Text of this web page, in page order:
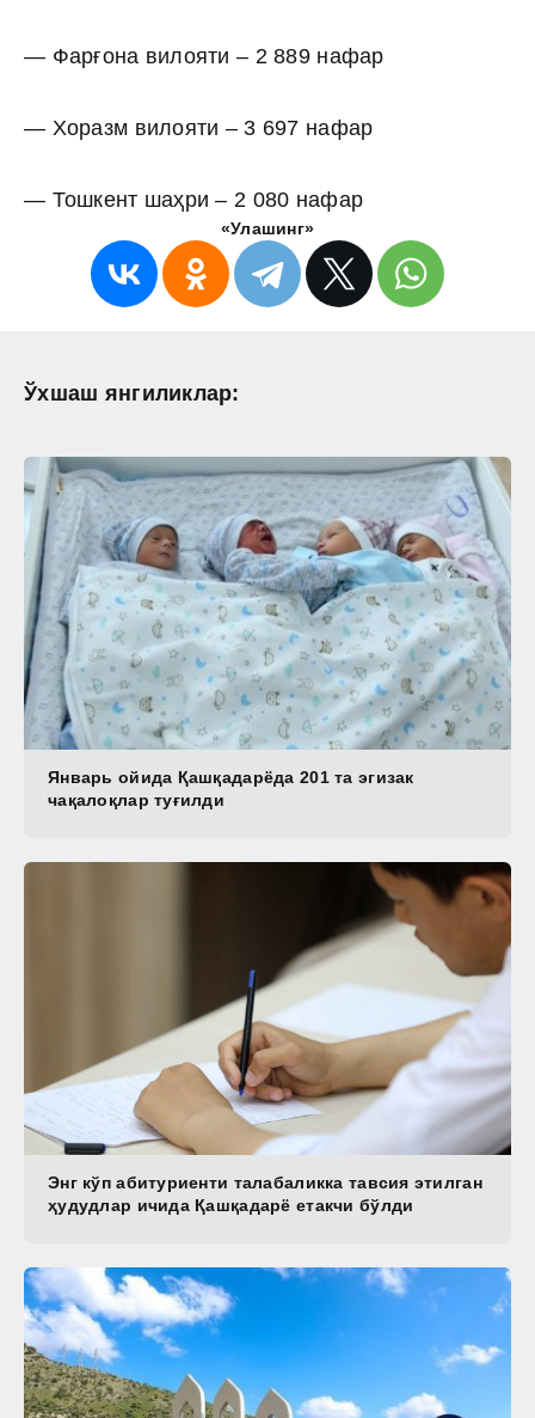
— Фарғона вилояти – 2 889 нафар
— Хоразм вилояти – 3 697 нафар
— Тошкент шаҳри – 2 080 нафар
«Улашинг»
Ўхшаш янгиликлар:
Январь ойида Қашқадарёда 201 та эгизак
чақалоқлар туғилди
Энг кўп абитуриенти талабаликка тавсия этилган
ҳудудлар ичида Қашқадарё етакчи бўлди